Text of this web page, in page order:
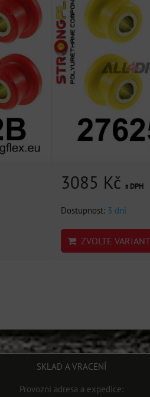
3085 Kč s DPH
Dostupnost: 3 dni
ZVOLTE
SKLAD A VRACENÍ
Provozní adresa a expedice: